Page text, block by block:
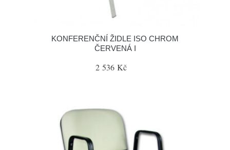
KONFERENČNÍ ŽIDLE ISO CHROM
ČERVENÁ I
2 536 Kč